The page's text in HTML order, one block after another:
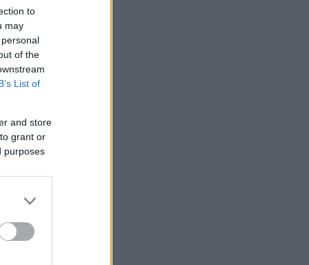
to
may
of the
List of
and store
grant or
purposes